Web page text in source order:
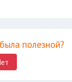
полезной?